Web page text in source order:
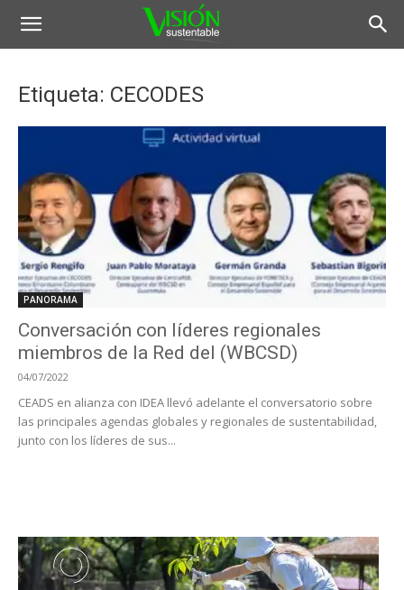
Etiqueta: CECODES
PANORAMA
Conversación con líderes regionales
miembros de la Red del (WBCSD)
04/07/2022
CEADS en alianza con IDEA llevó adelante el conversatorio sobre
las principales agendas globales y regionales de sustentabilidad,
junto con los líderes de sus...